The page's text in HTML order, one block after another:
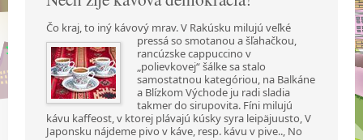
Čo kraj, to iný kávový mrav. V Rakúsku milujú veľké
pressá so smotanou a šľahačkou,
rancúzske cappuccino v
„polievkovej“ šálke sa stalo
samostatnou kategóriou, na Balkáne
a Blízkom Východe ju radi sladia
takmer do sirupovita. Fíni milujú
kávu kaffeost, v ktorej plávajú kúsky syra leipäjuusto, V
Japonsku nájdeme pivo v káve, resp. kávu v pive.., No